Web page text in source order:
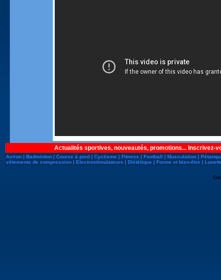
Actualités sportives, nouveautés, promotions... Inscrivez-
Aviron | Badminton | Course à pied | Cyclisme | Fitness | Football | Musculation |
vêtements de compression | Electrostimulateurs | Diététique | Forme et bien-être |